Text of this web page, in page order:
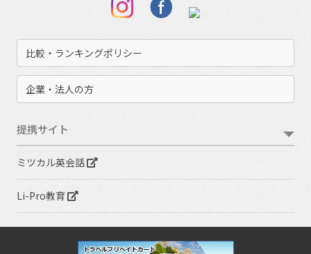
比較・ランキングポリシー
企業・法人の方
提携サイト
ミツカル英会話
Li-Pro教育